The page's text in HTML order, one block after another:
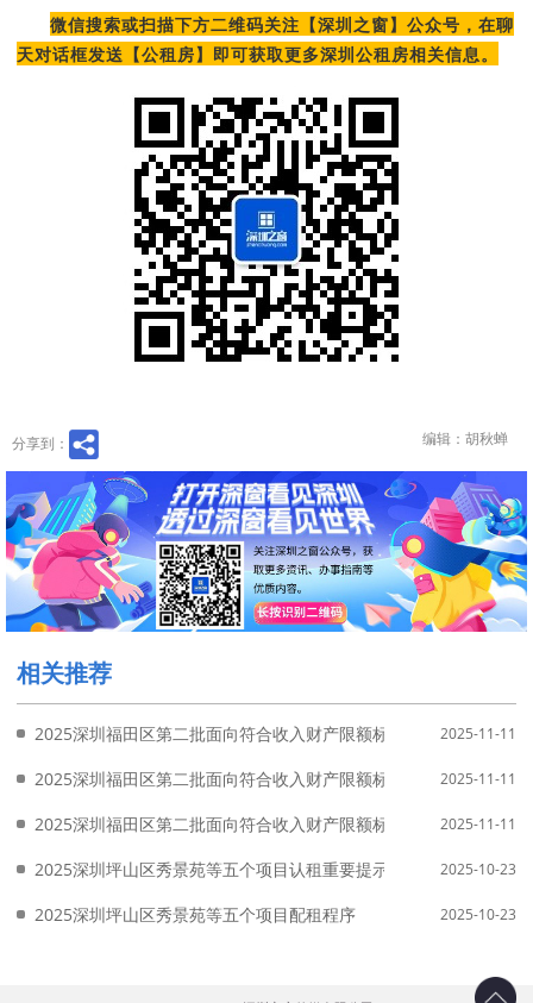
微信搜索或扫描下方二维码关注【深圳之窗】公众号，在聊
天对话框发送【公租房】即可获取更多深圳公租房相关信息。
分享到： 编辑：胡秋蝉
相关推荐
2025深圳福田区第二批面向符合收入财产限额标准的福田区户籍在
2025-11-11
2025深圳福田区第二批面向符合收入财产限额标准的福田区户籍在
2025-11-11
2025深圳福田区第二批面向符合收入财产限额标准的福田区户籍在
2025-11-11
2025深圳坪山区秀景苑等五个项目认租重要提示 2025-10-23
2025深圳坪山区秀景苑等五个项目配租程序 2025-10-23